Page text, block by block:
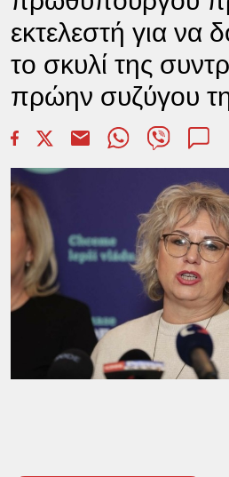
εκτελεστή για να
το σκυλί της
πρώην συζύγου